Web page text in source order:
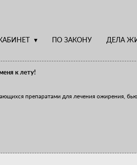
ПО ЗАКОНУ ДЕЛА
к лету!
препаратами для лечения ожирения,